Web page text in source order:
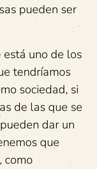
pueden ser
está uno de los
tendríamos
sociedad, si
de las que se
dar un
que
como